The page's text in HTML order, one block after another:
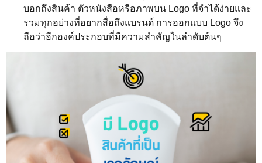
บอกถึงสินค้า ตัวหนังสือหรือภาพบน Logo ที่จำได้ง่ายและ
รวมทุกอย่างที่อยากสื่อถึงแบรนด์ การออกแบบ Logo จึง
ถือว่าอีกองค์ประกอบที่มีความสำคัญในลำดับต้นๆ